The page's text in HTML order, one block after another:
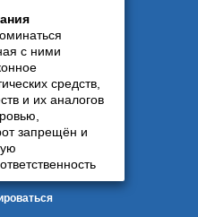
с ними
средств,
и их аналогов
запрещён и